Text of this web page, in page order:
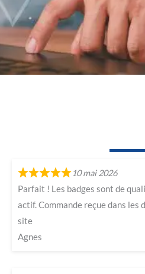
10 mai 2026
Parfait ! Les badges sont de
actif. Commande reçue dans les
site
Agnes